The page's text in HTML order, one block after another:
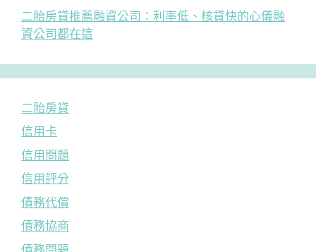
二胎房貸推薦融資公司：利率低、核貸快的心儀融
資公司都在這
二胎房貸
信用卡
信用問題
信用評分
債務代償
債務協商